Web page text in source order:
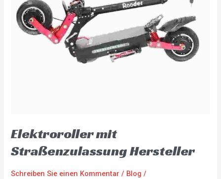
Elektroroller mit
Straßenzulassung Hersteller
Schreiben Sie einen Kommentar / Blog /